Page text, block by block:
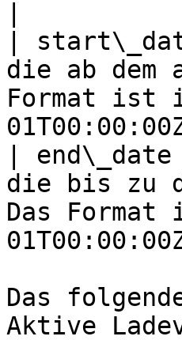
|
die ab dem
Format ist
|
die bis zu
Das
Das
Aktive